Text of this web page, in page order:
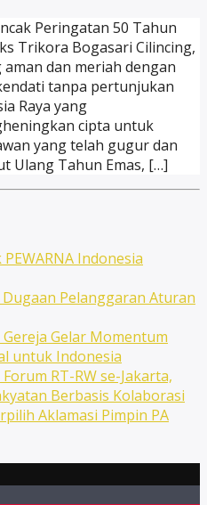
Peringatan 50 Tahun
Trikora Bogasari Cilincing,
dan meriah dengan
tanpa pertunjukan
Raya yang
cipta untuk
yang telah gugur dan
Ulang Tahun Emas, […]
Indonesia
Pelanggaran Aturan
Gelar Momentum
untuk Indonesia
RT-RW se-Jakarta,
Berbasis Kolaborasi
Aklamasi Pimpin PA